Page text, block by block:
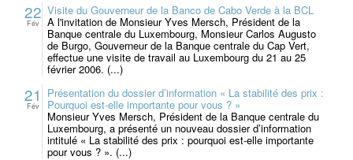
22
Fév
Visite du Gouverneur de la Banco de Cabo Verde à la BCL
A l'invitation de Monsieur Yves Mersch, Président de la
Banque centrale du Luxembourg, Monsieur Carlos Augusto
de Burgo, Gouverneur de la Banque centrale du Cap Vert,
effectue une visite de travail au Luxembourg du 21 au 25
février 2006. (...)
21
Fév
Présentation du dossier d’information « La stabilité des prix :
Pourquoi est-elle importante pour vous ? »
Monsieur Yves Mersch, Président de la Banque centrale du
Luxembourg, a présenté un nouveau dossier d’information
intitulé « La stabilité des prix : pourquoi est-elle importante
pour vous ? ». (...)